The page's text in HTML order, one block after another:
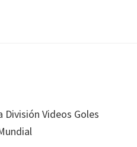
Videos Goles